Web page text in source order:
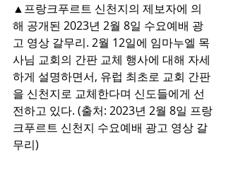
▲프랑크푸르트 신천지의 제보자에 의
해 공개된 2023년 2월 8일 수요예배 광
고 영상 갈무리. 2월 12일에 임마누엘 목
사님 교회의 간판 교체 행사에 대해 자세
하게 설명하면서, 유럽 최초로 교회 간판
을 신천지로 교체한다며 신도들에게 선
전하고 있다. (출처: 2023년 2월 8일 프랑
크푸르트 신천지 수요예배 광고 영상 갈
무리)